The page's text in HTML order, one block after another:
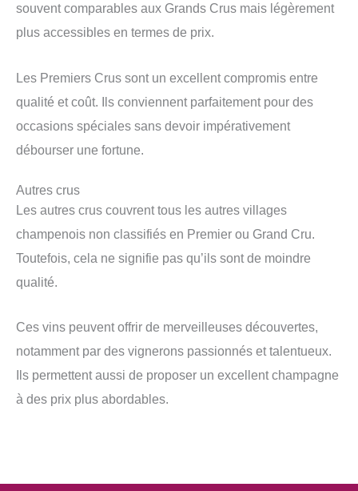
souvent comparables aux Grands Crus mais légèrement
plus accessibles en termes de prix.
Les Premiers Crus sont un excellent compromis entre
qualité et coût. Ils conviennent parfaitement pour des
occasions spéciales sans devoir impérativement
débourser une fortune.
Autres crus
Les autres crus couvrent tous les autres villages
champenois non classifiés en Premier ou Grand Cru.
Toutefois, cela ne signifie pas qu’ils sont de moindre
qualité.
Ces vins peuvent offrir de merveilleuses découvertes,
notamment par des vignerons passionnés et talentueux.
Ils permettent aussi de proposer un excellent champagne
à des prix plus abordables.